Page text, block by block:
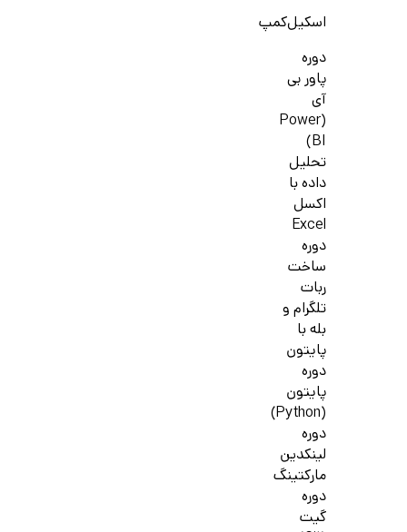
اسکیل‌کمپ
دوره
پاور بی
آی
(Power
BI)
تحلیل
داده با
اکسل
Excel
دوره
ساخت
ربات
تلگرام و
بله با
پایتون
دوره
پایتون
(Python)
دوره
لینکدین
مارکتینگ
دوره
گیت